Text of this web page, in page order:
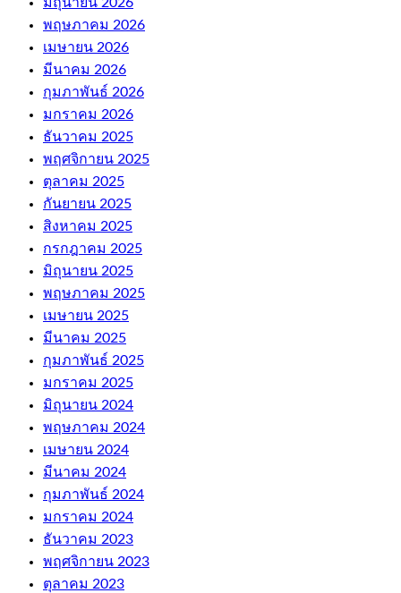
พฤษภาคม 2026
เมษายน 2026
มีนาคม 2026
กุมภาพันธ์ 2026
มกราคม 2026
ธันวาคม 2025
พฤศจิกายน 2025
ตุลาคม 2025
กันยายน 2025
สิงหาคม 2025
กรกฎาคม 2025
มิถุนายน 2025
พฤษภาคม 2025
เมษายน 2025
มีนาคม 2025
กุมภาพันธ์ 2025
มกราคม 2025
มิถุนายน 2024
พฤษภาคม 2024
เมษายน 2024
มีนาคม 2024
กุมภาพันธ์ 2024
มกราคม 2024
ธันวาคม 2023
พฤศจิกายน 2023
ตุลาคม 2023